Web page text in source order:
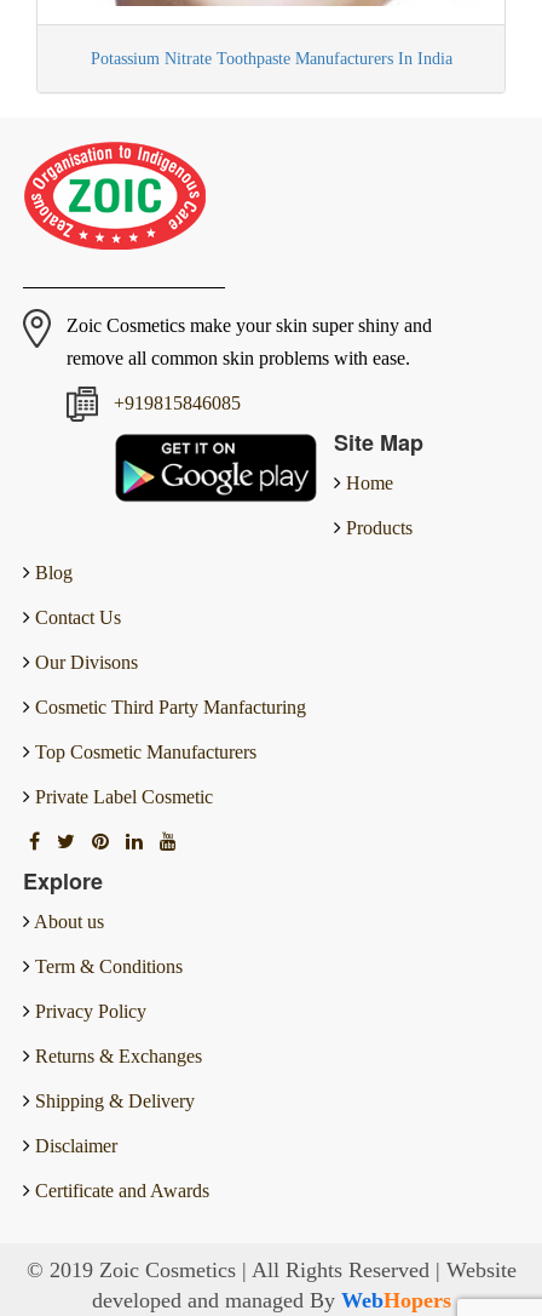
Potassium Nitrate Toothpaste Manufacturers In India
Zoic Cosmetics make your skin super shiny and
remove all common skin problems with ease.
+919815846085
Site Map
Home
Products
Blog
Contact Us
Our Divisons
Cosmetic Third Party Manfacturing
Top Cosmetic Manufacturers
Private Label Cosmetic
Explore
About us
Term & Conditions
Privacy Policy
Returns & Exchanges
Shipping & Delivery
Disclaimer
Certificate and Awards
© 2019 Zoic Cosmetics | All Rights Reserved | Website
developed and managed By WebHopers